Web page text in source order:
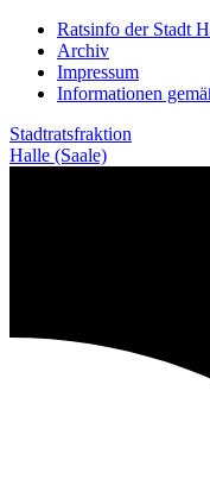
Weiter
zum
Inhalt
Ratsinfo der Stadt
Archiv
Impressum
Informationen
Stadtratsfraktion
Halle (Saale)